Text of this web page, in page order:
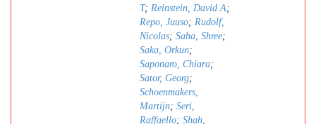
T; Reinstein, David A;
Repo, Juuso; Rudolf,
Nicolas; Saha, Shree;
Saka, Orkun;
Saponaro, Chiara;
Sator, Georg;
Schoenmakers,
Martijn; Seri,
Raffaello; Shah,